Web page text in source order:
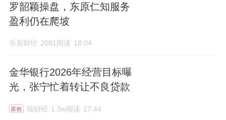
罗韶颖操盘，东原仁知服务
盈利仍在爬坡
乐居财经 2081阅读 18:04
金华银行2026年经营目标曝
光，张宁忙着转让不良贷款
原创 瑞财经 1.3w阅读 17:44